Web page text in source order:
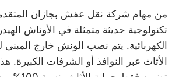
من مهام شركة نقل عفش بجازان
تكنولوجية حديثة متمثلة في الأوناش
الكهربائية. يتم نصب الونش خارج المبنى
الأثاث عبر النوافذ أو الشرفات الكبيرة.